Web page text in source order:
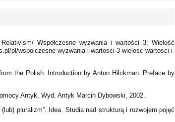
Współczesne wyzwania i wartości 3: Wielość
wyzwania-i-wartosci-3-wielosc-wartosci-i-
the Polish. Introduction by Anton Hilckman. Preface by
Antyk, Wyd. Antyk Marcin Dybowski, 2002.
pluralizm”. Idea. Studia nad strukturą i rozwojem pojęć